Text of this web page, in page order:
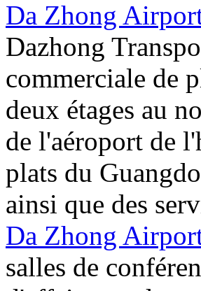
Da Zhong
Dazhong
commerciale de
deux étages au
de l'aéroport de
plats du
ainsi que des
Da Zhong
salles de